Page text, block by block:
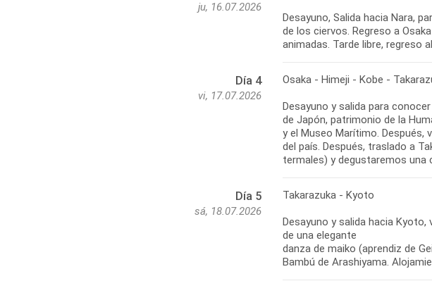
ju, 16.07.2026
Desayuno, Salida hacia Nara,
de los ciervos. Regreso a
animadas. Tarde libre, regreso
Día 4
vi, 17.07.2026
Osaka - Himeji - Kobe -
Desayuno y salida para
de Japón, patrimonio de la
y el Museo Marítimo. Después,
del país. Después, traslado a
termales) y degustaremos una
Día 5
sá, 18.07.2026
Takarazuka - Kyoto
Desayuno y salida hacia
de una elegante
danza de maiko (aprendiz de
Bambú de Arashiyama.